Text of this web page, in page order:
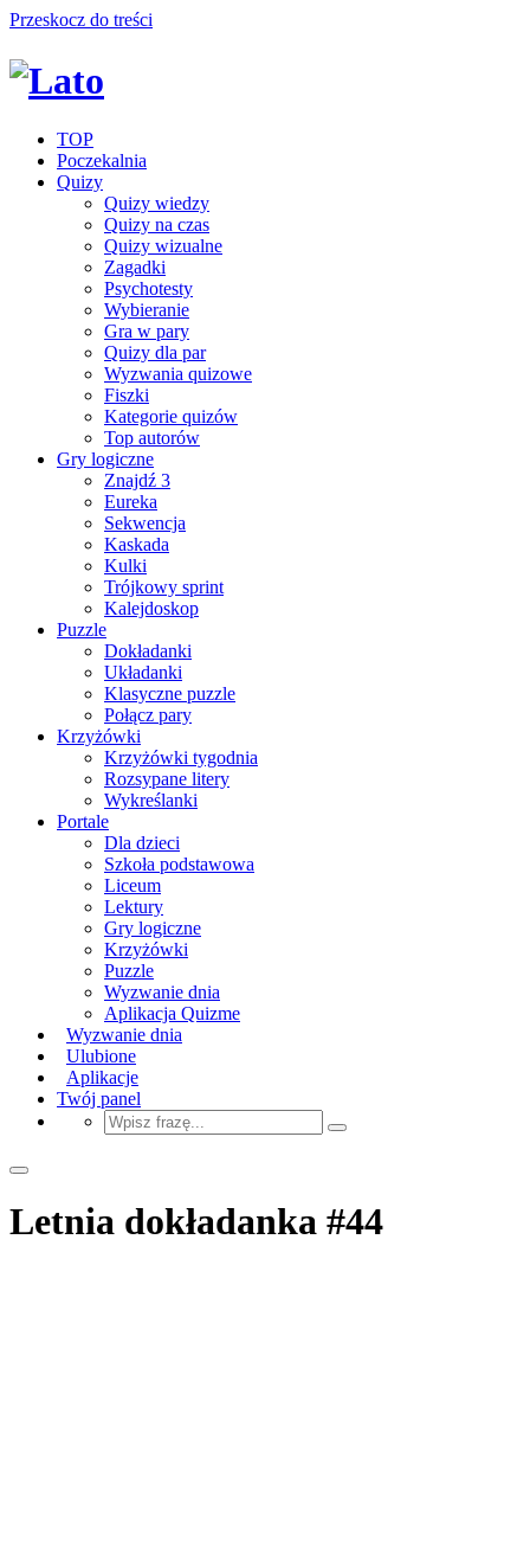
Przeskocz do treści
TOP
Poczekalnia
Quizy
Quizy wiedzy
Quizy na czas
Quizy wizualne
Zagadki
Psychotesty
Wybieranie
Gra w pary
Quizy dla par
Wyzwania quizowe
Fiszki
Kategorie quizów
Top autorów
Gry logiczne
Znajdź 3
Eureka
Sekwencja
Kaskada
Kulki
Trójkowy sprint
Kalejdoskop
Puzzle
Dokładanki
Układanki
Klasyczne puzzle
Połącz pary
Krzyżówki
Krzyżówki tygodnia
Rozsypane litery
Wykreślanki
Portale
Dla dzieci
Szkoła podstawowa
Liceum
Lektury
Gry logiczne
Krzyżówki
Puzzle
Wyzwanie dnia
Aplikacja Quizme
Wyzwanie dnia
Ulubione
Aplikacje
Twój panel
Letnia dokładanka #44